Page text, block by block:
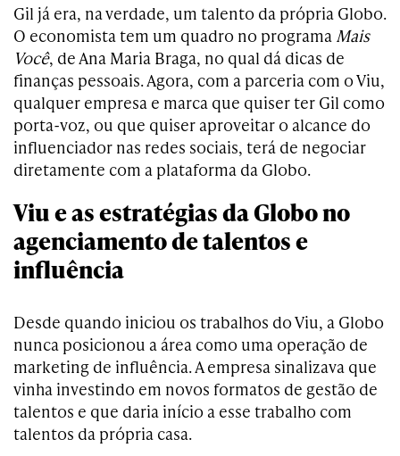
Gil já era, na verdade, um talento da própria Globo.
O economista tem um quadro no programa Mais
Você, de Ana Maria Braga, no qual dá dicas de
finanças pessoais. Agora, com a parceria com o Viu,
qualquer empresa e marca que quiser ter Gil como
porta-voz, ou que quiser aproveitar o alcance do
influenciador nas redes sociais, terá de negociar
diretamente com a plataforma da Globo.
Viu e as estratégias da Globo no
agenciamento de talentos e
influência
Desde quando iniciou os trabalhos do Viu, a Globo
nunca posicionou a área como uma operação de
marketing de influência. A empresa sinalizava que
vinha investindo em novos formatos de gestão de
talentos e que daria início a esse trabalho com
talentos da própria casa.